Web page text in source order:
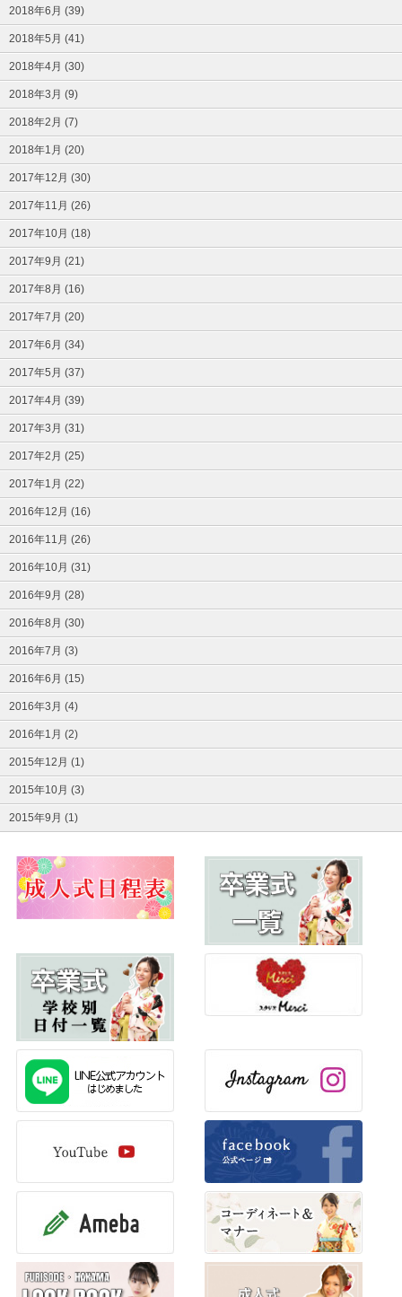
2018年6月 (39)
2018年5月 (41)
2018年4月 (30)
2018年3月 (9)
2018年2月 (7)
2018年1月 (20)
2017年12月 (30)
2017年11月 (26)
2017年10月 (18)
2017年9月 (21)
2017年8月 (16)
2017年7月 (20)
2017年6月 (34)
2017年5月 (37)
2017年4月 (39)
2017年3月 (31)
2017年2月 (25)
2017年1月 (22)
2016年12月 (16)
2016年11月 (26)
2016年10月 (31)
2016年9月 (28)
2016年8月 (30)
2016年7月 (3)
2016年6月 (15)
2016年3月 (4)
2016年1月 (2)
2015年12月 (1)
2015年10月 (3)
2015年9月 (1)